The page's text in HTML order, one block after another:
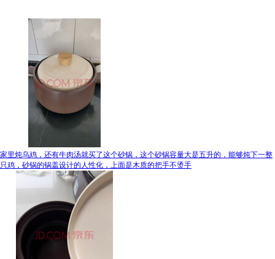
家里炖乌鸡，还有牛肉汤就买了这个砂锅，这个砂锅容量大是五升的，能够炖下一整
只鸡，砂锅的锅盖设计的人性化，上面是木质的把手不烫手